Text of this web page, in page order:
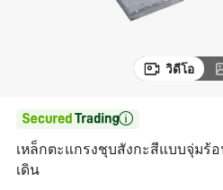
วิดีโอ

เหล็กตะแกรงชุบสังกะสีแบบจุ่มร้
เดิน